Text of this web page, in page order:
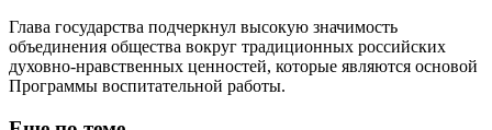
Глава государства подчеркнул высокую значимость
объединения общества вокруг традиционных российских
духовно-нравственных ценностей, которые являются основой
Программы воспитательной работы.